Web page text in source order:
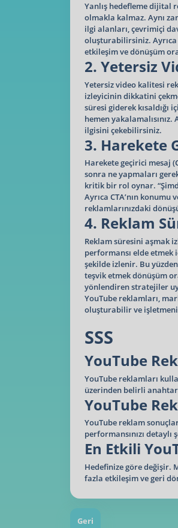
Yanlış hedefleme dijital
olmakla kalmaz. Aynı
ilgi alanları, çevrimiçi
oluşturabilirsiniz. Ayrıca
etkileşim ve dönüşüm
2. Yetersiz
Yetersiz video kalitesi
izleyicinin dikkatini
süresi giderek
hemen
ilgisini çekebilirsiniz.
3. Harekete
Harekete geçirici mesaj
sonra ne yapmaları
kritik bir rol oynar.
Ayrıca CTA’nın
reklamlarınızdaki
4. Reklam
Reklam süresini aşmak
performansı elde
şekilde izlenir. Bu
teşvik etmek dönüşüm
yönlendiren stratejiler
YouTube reklamları,
oluşturabilir ve
SSS
YouTube
YouTube reklamları
üzerinden belirli
YouTube
YouTube reklam
performansınızı
En Etkili
Hedefinize göre değişir.
fazla etkileşim ve geri
Geri